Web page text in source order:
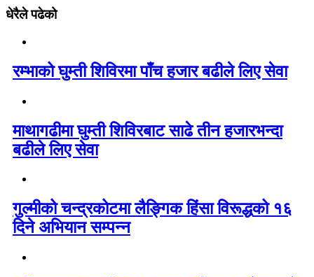
धेरैले पढेको
रम्भाको घुम्ती शिविरमा पाँच हजार बढीले लिए सेवा
माथागढीमा घुम्ती शिविरबाट साढे तीन हजारभन्दा
बढीले लिए सेवा
गुल्मीको चन्द्रकोटमा लैङ्गिक हिंसा विरूद्धको १६
दिने अभियान सम्पन्न